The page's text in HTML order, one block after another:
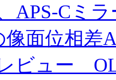
APS-Cミ
像面位相
ビュー